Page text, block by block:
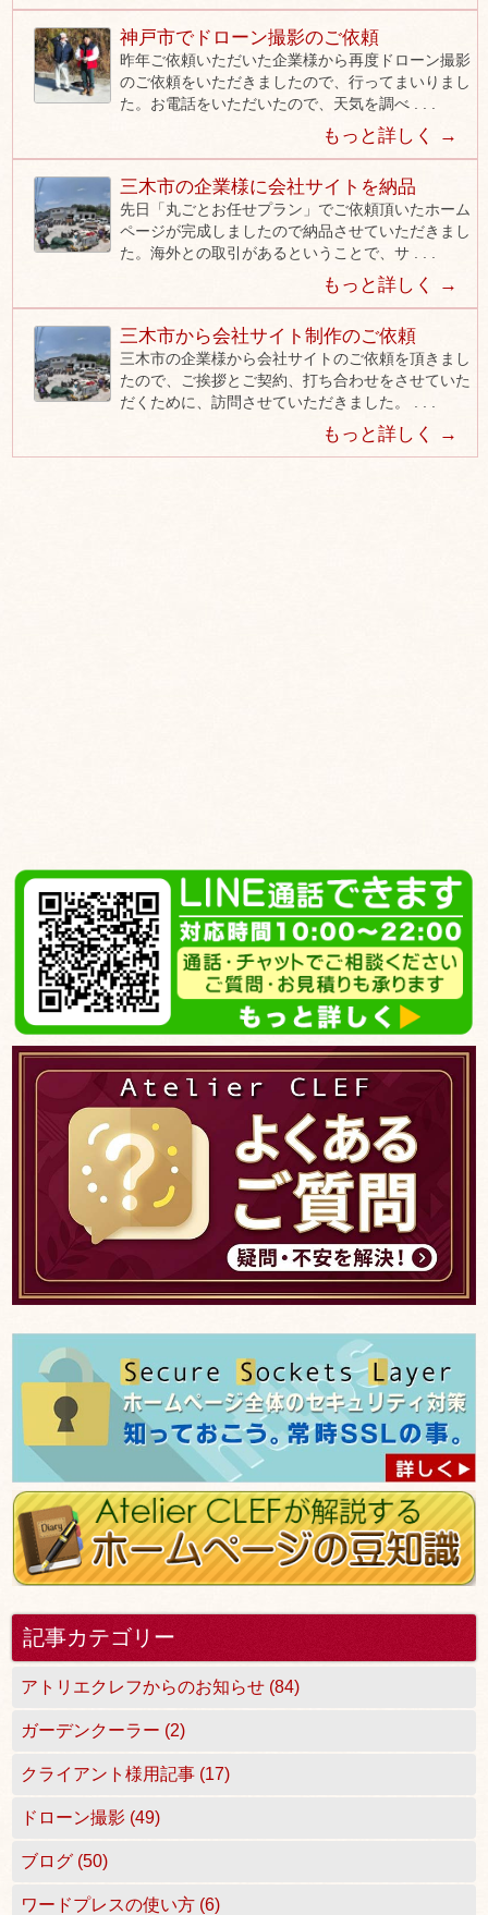
神戸市でドローン撮影のご依頼
昨年ご依頼いただいた企業様から再度ドローン撮影
のご依頼をいただきましたので、行ってまいりまし
た。お電話をいただいたので、天気を調べ . . .
もっと詳しく →
三木市の企業様に会社サイトを納品
先日「丸ごとお任せプラン」でご依頼頂いたホーム
ページが完成しましたので納品させていただきまし
た。海外との取引があるということで、サ . . .
もっと詳しく →
三木市から会社サイト制作のご依頼
三木市の企業様から会社サイトのご依頼を頂きまし
たので、ご挨拶とご契約、打ち合わせをさせていた
だくために、訪問させていただきました。 . . .
もっと詳しく →
記事カテゴリー
アトリエクレフからのお知らせ (84)
ガーデンクーラー (2)
クライアント様用記事 (17)
ドローン撮影 (49)
ブログ (50)
ワードプレスの使い方 (6)